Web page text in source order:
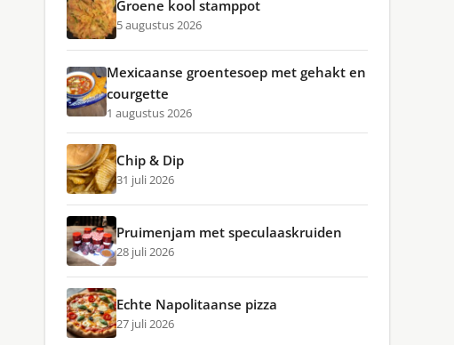
Groene kool stamppot
5 augustus 2026
Mexicaanse groentesoep met gehakt en
courgette
1 augustus 2026
Chip & Dip
31 juli 2026
Pruimenjam met speculaaskruiden
28 juli 2026
Echte Napolitaanse pizza
27 juli 2026